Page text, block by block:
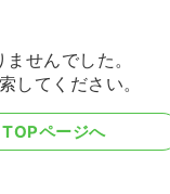
せんでした。
してください。
TOPページへ